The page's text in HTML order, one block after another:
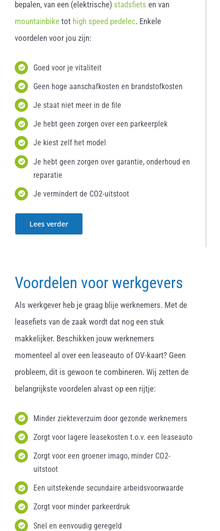
bepalen, van een (elektrische) stadsfiets en van
mountainbiketot high speed pedelec. Enkele
voordelen voor jou zijn:
Goed voor je vitaliteit
Geen hoge aanschafkosten en brandstofkosten
Je staat niet meer in de file
Je hebt geen zorgen over een parkeerplek
Je kiest zelf het model
Je hebt geen zorgen over garantie, onderhoud en
reparatie
Je vermindert de CO2-uitstoot
Lees verder
Voordelen voor werkgevers
Als werkgever heb je graag blije werknemers. Met de
leasefiets van de zaak wordt dat nog een stuk
makkelijker. Beschikken jouw werknemers
momenteel al over een leaseauto of OV-kaart? Geen
probleem, dit is gewoon te combineren. Wij zetten de
belangrijkste voordelen alvast op een rijtje:
Minder ziekteverzuim door gezonde werknemers
Zorgt voor lagere leasekosten t.o.v. een leaseauto
Zorgt voor een groener imago, minder CO2-
uitstoot
Een uitstekende secundaire arbeidsvoorwaarde
Zorgt voor minder parkeerdruk
Snel en eenvoudig geregeld